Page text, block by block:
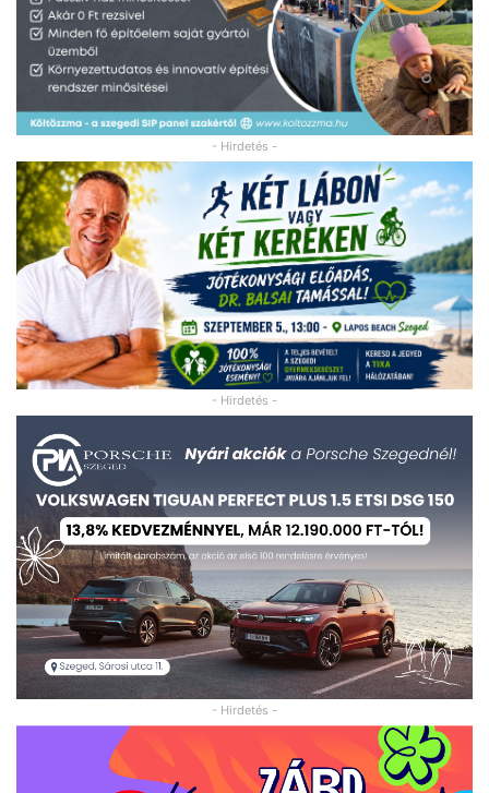
- Hirdetés -
- Hirdetés -
- Hirdetés -